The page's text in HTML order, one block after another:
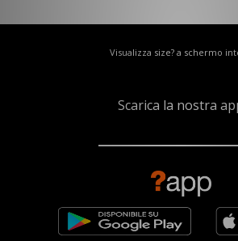
Visualizza size? a schermo
Scarica la nostra